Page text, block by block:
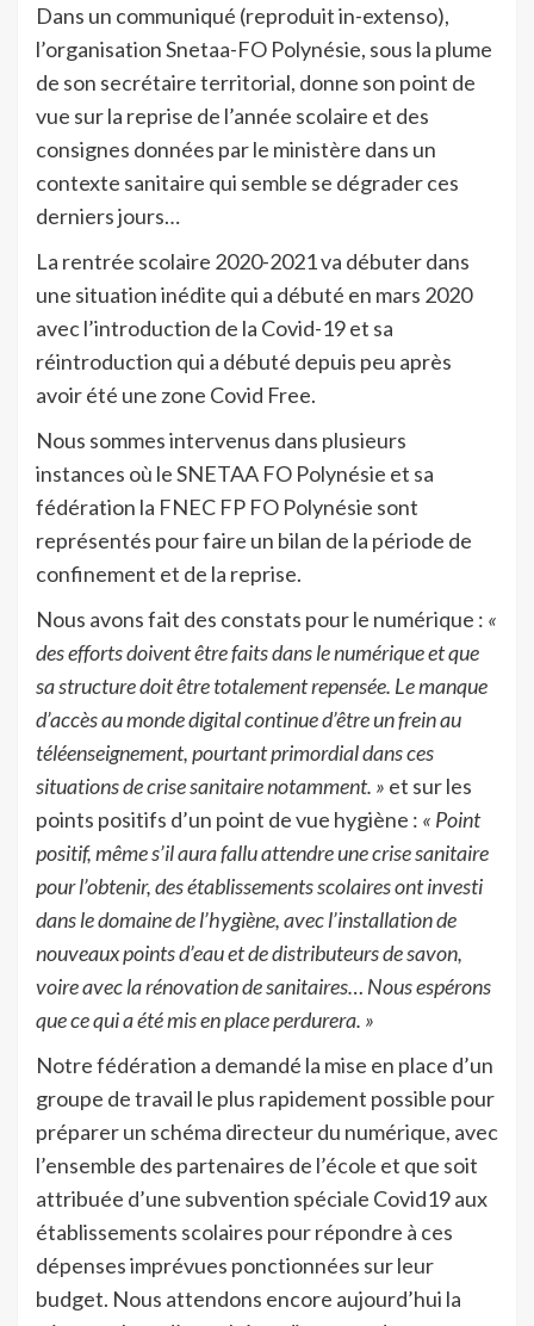
Dans un communiqué (reproduit in-extenso),
l’organisation Snetaa-FO Polynésie, sous la plume
de son secrétaire territorial, donne son point de
vue sur la reprise de l’année scolaire et des
consignes données par le ministère dans un
contexte sanitaire qui semble se dégrader ces
derniers jours…
La rentrée scolaire 2020-2021 va débuter dans
une situation inédite qui a débuté en mars 2020
avec l’introduction de la Covid-19 et sa
réintroduction qui a débuté depuis peu après
avoir été une zone Covid Free.
Nous sommes intervenus dans plusieurs
instances où le SNETAA FO Polynésie et sa
fédération la FNEC FP FO Polynésie sont
représentés pour faire un bilan de la période de
confinement et de la reprise.
Nous avons fait des constats pour le numérique : «
des efforts doivent être faits dans le numérique et que
sa structure doit être totalement repensée. Le manque
d’accès au monde digital continue d’être un frein au
téléenseignement, pourtant primordial dans ces
situations de crise sanitaire notamment. » et sur les
points positifs d’un point de vue hygiène : « Point
positif, même s’il aura fallu attendre une crise sanitaire
pour l’obtenir, des établissements scolaires ont investi
dans le domaine de l’hygiène, avec l’installation de
nouveaux points d’eau et de distributeurs de savon,
voire avec la rénovation de sanitaires… Nous espérons
que ce qui a été mis en place perdurera. »
Notre fédération a demandé la mise en place d’un
groupe de travail le plus rapidement possible pour
préparer un schéma directeur du numérique, avec
l’ensemble des partenaires de l’école et que soit
attribuée d’une subvention spéciale Covid19 aux
établissements scolaires pour répondre à ces
dépenses imprévues ponctionnées sur leur
budget. Nous attendons encore aujourd’hui la